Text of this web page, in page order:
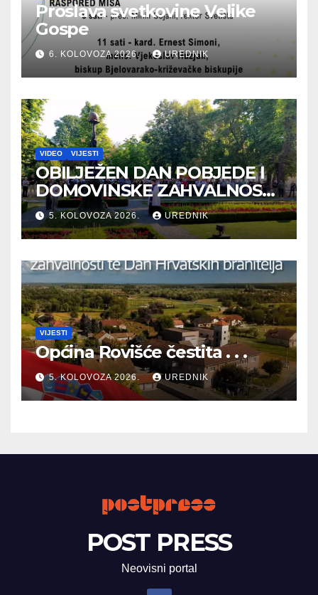
Proslava svetkovine Velike
Gospe
6. KOLOVOZA 2026. UREDNIK
VIDEO VIJESTI
OBILJEŽEN DAN POBJEDE I
DOMOVINSKE ZAHVALNOSTI
TE DAN HRVATSKIH
BRANITELJA
5. KOLOVOZA 2026. UREDNIK
VIJESTI
Općina Rovišće čestita . . .
5. KOLOVOZA 2026. UREDNIK
POST PRESS
Neovisni portal